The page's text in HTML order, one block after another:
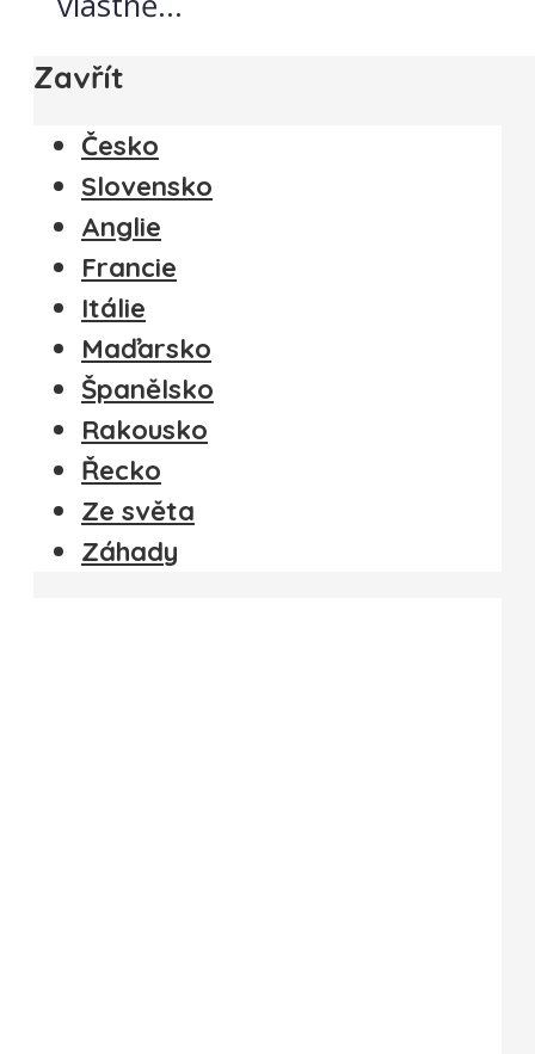
Zavřít
Česko
Slovensko
Anglie
Francie
Itálie
Maďarsko
Španělsko
Rakousko
Řecko
Ze světa
Záhady